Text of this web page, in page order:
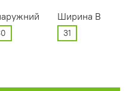
Ширина В
31